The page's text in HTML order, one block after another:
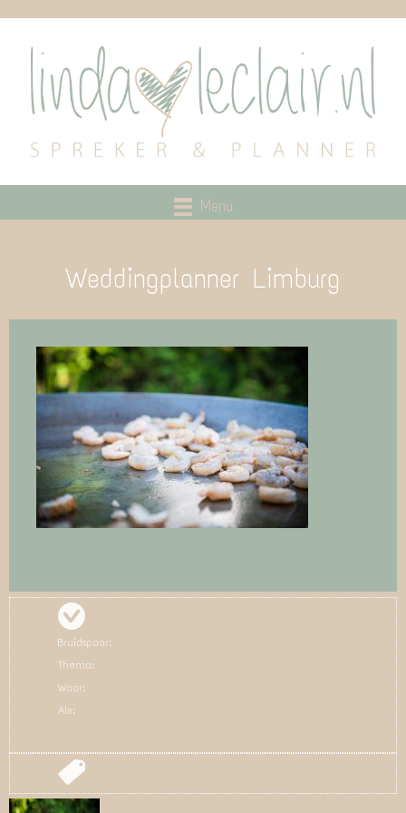
Menu
Weddingplanner Limburg
Bruidspaar:
Thema:
Waar:
Als: